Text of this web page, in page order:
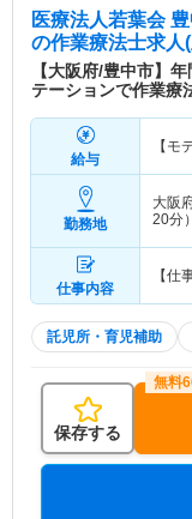
医療法人若葉会
の作業療法士求人
【大阪府/豊中市】
テーションで作業療
給与
【モ
勤務地
大阪
20分）
仕事内容
【仕
託児所・育児補助
保存する